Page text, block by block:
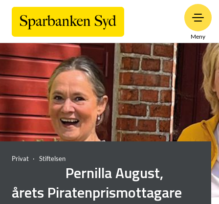
Meny
Privat Stiftelsen
Pernilla August,
årets Piratenprismottagare